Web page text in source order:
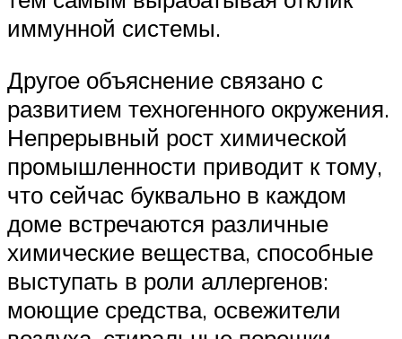
иммунной системы.
Другое объяснение связано с
развитием техногенного окружения.
Непрерывный рост химической
промышленности приводит к тому,
что сейчас буквально в каждом
доме встречаются различные
химические вещества, способные
выступать в роли аллергенов:
моющие средства, освежители